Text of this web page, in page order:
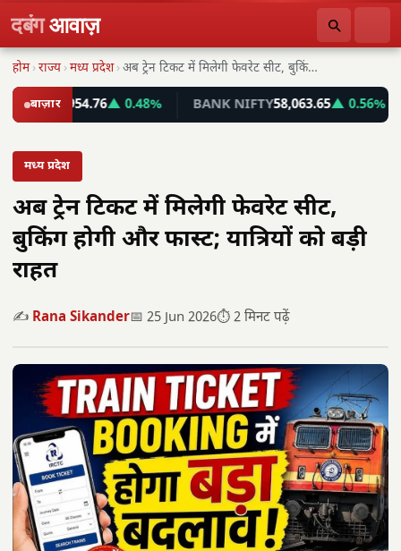
दबंगआवाज़
होम ›राज्य ›मध्य प्रदेश › अब ट्रेन टिकट में मिलेगी फेवरेट सीट, बुकिंग…
बाज़ार
78,954.76▲ 0.48% BANK NIFTY58,063.65▲ 0.56%
मध्य प्रदेश
अब ट्रेन टिकट में मिलेगी फेवरेट सीट,
बुकिंग होगी और फास्ट; यात्रियों को बड़ी
राहत
✍️ Rana Sikander📅 25 Jun 2026⏱️ 2 मिनट पढ़ें